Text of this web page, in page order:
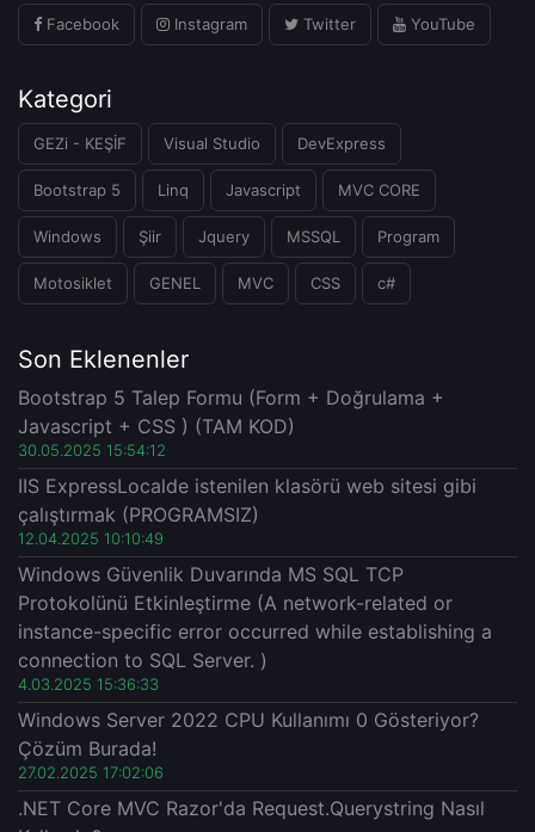
Facebook Instagram Twitter YouTube
Kategori
GEZi - KEŞİF Visual Studio DevExpress
Bootstrap 5 Linq Javascript MVC CORE
Windows Şiir Jquery MSSQL Program
Motosiklet GENEL MVC CSS c#
Son Eklenenler
Bootstrap 5 Talep Formu (Form + Doğrulama +
Javascript + CSS ) (TAM KOD)
30.05.2025 15:54:12
IIS ExpressLocalde istenilen klasörü web sitesi gibi
çalıştırmak (PROGRAMSIZ)
12.04.2025 10:10:49
Windows Güvenlik Duvarında MS SQL TCP
Protokolünü Etkinleştirme (A network-related or
instance-specific error occurred while establishing a
connection to SQL Server. )
4.03.2025 15:36:33
Windows Server 2022 CPU Kullanımı 0 Gösteriyor?
Çözüm Burada!
27.02.2025 17:02:06
.NET Core MVC Razor'da Request.Querystring Nasıl